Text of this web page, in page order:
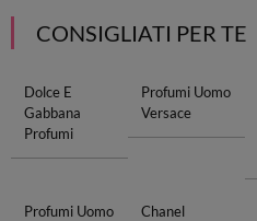
CONSIGLIATI PER TE
Dolce E
Gabbana
Profumi
Profumi Uomo
Versace
Profumi Uomo
Chanel